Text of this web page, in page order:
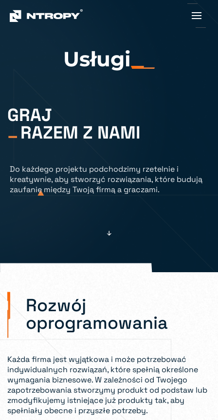
Usługi
GRAJ
_ RAZEM Z NAMI
Do każdego projektu podchodzimy rzetelnie i
kreatywnie, aby stworzyć rozwiązania, które budują
zaufanie między Twoją firmą a graczami.
Rozwój
oprogramowania
Każda firma jest wyjątkowa i może potrzebować
indywidualnych rozwiązań, które spełnią określone
wymagania biznesowe. W zależności od Twojego
zapotrzebowania stworzymy produkt od podstaw lub
zmodyfikujemy istniejące już produkty tak, aby
spełniały obecne i przyszłe potrzeby.